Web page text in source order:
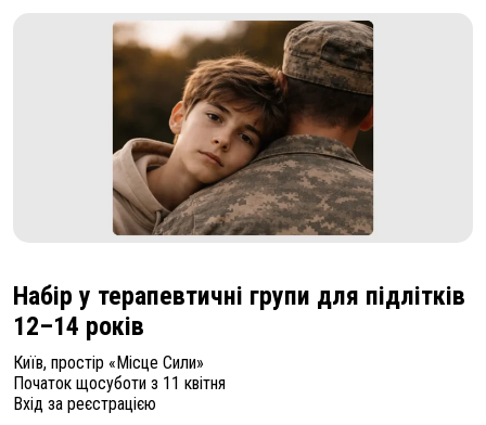
Набір у терапевтичні групи для підлітків
12–14 років
Київ, простір «Місце Сили»
Початок щосуботи з 11 квітня
Вхід за реєстрацією